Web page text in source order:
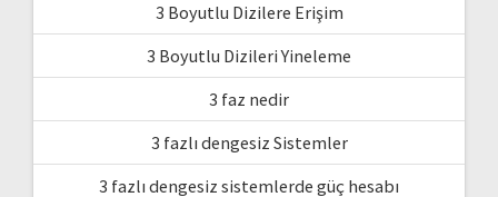
3 Boyutlu Dizilere Erişim
3 Boyutlu Dizileri Yineleme
3 faz nedir
3 fazlı dengesiz Sistemler
3 fazlı dengesiz sistemlerde güç hesabı